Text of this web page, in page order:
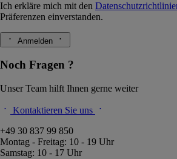
Ich erkläre mich mit den
Präferenzen einverstanden.
Anmelden
Noch Fragen ?
Unser Team hilft Ihnen gerne weiter
Kontaktieren Sie uns
+49 30 837 99 850
Montag - Freitag: 10 - 19 Uhr
Samstag: 10 - 17 Uhr